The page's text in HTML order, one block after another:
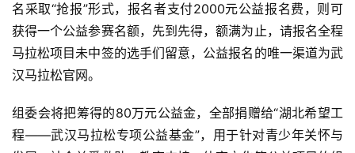
名采取“抢报”形式，报名者支付2000元公益报名费，则可
获得一个公益参赛名额，先到先得，额满为止，请报名全程
马拉松项目未中签的选手们留意，公益报名的唯一渠道为武
汉马拉松官网。
组委会将把筹得的80万元公益金，全部捐赠给“湖北希望工
程——武汉马拉松专项公益基金”，用于针对青少年关怀与